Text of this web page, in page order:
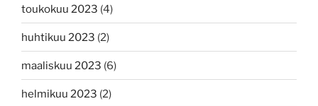
toukokuu 2023 (4)
huhtikuu 2023 (2)
maaliskuu 2023 (6)
helmikuu 2023 (2)